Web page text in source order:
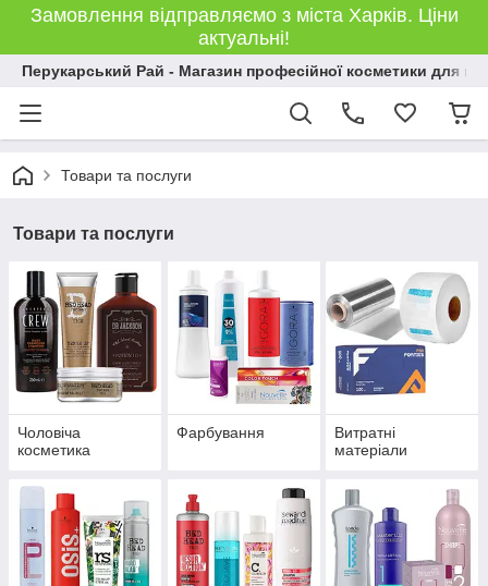
Замовлення відправляємо з міста Харків. Ціни
актуальні!
Перукарський Рай - Магазин професійної косметики для
Товари та послуги
Товари та послуги
Чоловіча
косметика
Фарбування
Витратні
матеріали